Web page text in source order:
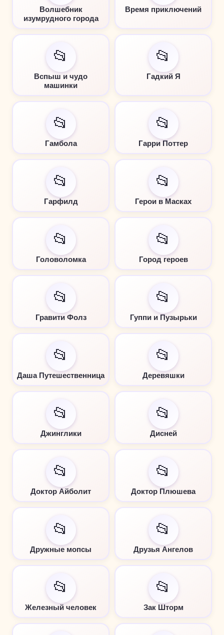
Волшебник
изумрудного города
Время приключений
📂
Вспыш и чудо
машинки
📂
Гадкий Я
📂
Гамбола
📂
Гарри Поттер
📂
Гарфилд
📂
Герои в Масках
📂
Головоломка
📂
Город героев
📂
Гравити Фолз
📂
Гуппи и Пузырьки
📂
Даша Путешественница
📂
Деревяшки
📂
Джинглики
📂
Дисней
📂
Доктор Айболит
📂
Доктор Плюшева
📂
Дружные мопсы
📂
Друзья Ангелов
📂
Железный человек
📂
Зак Шторм